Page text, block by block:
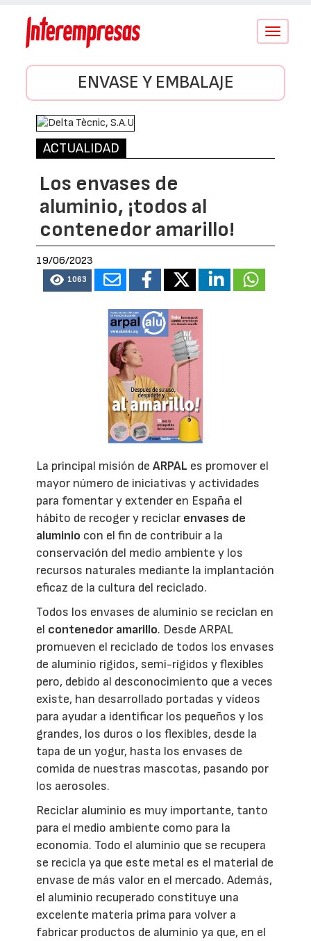
Conmutar
ENVASE Y EMBALAJE
ACTUALIDAD
Los envases de
aluminio, ¡todos al
contenedor amarillo!
19/06/2023
1063
La principal misión deARPAL es promover el
mayor número de iniciativas y actividades
para fomentar y extender en España el
hábito de recoger y reciclar envases de
aluminio con el fin de contribuir a la
conservación del medio ambiente y los
recursos naturales mediante la implantación
eficaz de la cultura del reciclado.
Todos los envases de aluminio se reciclan en
el contenedor amarillo. Desde ARPAL
promueven el reciclado de todos los envases
de aluminio rígidos, semi-rígidos y flexibles
pero, debido al desconocimiento que a veces
existe, han desarrollado portadas y vídeos
para ayudar a identificar los pequeños y los
grandes, los duros o los flexibles, desde la
tapa de un yogur, hasta los envases de
comida de nuestras mascotas, pasando por
los aerosoles.
Reciclar aluminio es muy importante, tanto
para el medio ambiente como para la
economía. Todo el aluminio que se recupera
se recicla ya que este metal es el material de
envase de más valor en el mercado. Además,
el aluminio recuperado constituye una
excelente materia prima para volver a
fabricar productos de aluminio ya que, en el